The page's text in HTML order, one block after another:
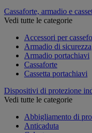
Cassaforte, armadio e
Vedi tutte le categorie
Accessori per
Armadio di sicurezza
Armadio portachiavi
Cassaforte
Cassetta portachiavi
Dispositivi di protezione
Vedi tutte le categorie
Abbigliamento di
Anticaduta